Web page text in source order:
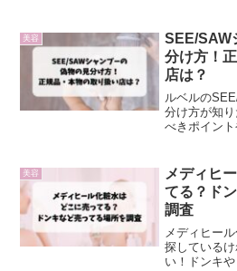
美容
SEE/SAW
分け方！
店は？
ルベルの
分け方が知
べきポイント
美容
メディヒ
てる？ド
調査
メディヒー
探している
い！ドンキ